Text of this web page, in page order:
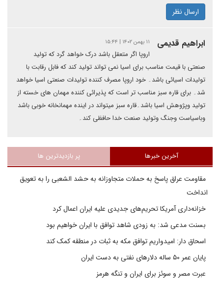
ارسال نظر
ابراهیم قدیمی‌ ۱۱ بهمن ۱۴۰۲ | ۱۵:۴۴
اروپا اگر متعقل باشد درک خواهد گرد که تولید
صنعتی با قیمت مناسب برای اسیا نمی تواند تولید کند که فابل رقابت با
تولیدات اسیائی باشد۔ خود اروپا مصرف کننده تولیدات صنعتی اسیا خواهد
شد۔ برای قاره سبز مناسب تر است که پذیرائی کننده مهمان های خسته از
تولید وپژوهش اسیا باشد۔قاره سبز میتواند در اینده مهمانخانه خوبی باشد
وباسیاست وجنگ وتولید صنعت خدا حافظی کند۔
آخرین خبرها پر بازدیدترین ها
مقاومت عراق پاسخ به حملات متجاوزانه به حشد الشعبی را به تعویق
انداخت
خزانه‌داری آمریکا تحریم‌های جدیدی علیه ایران اعمال کرد
بسنت مدعی شد: به زودی شاهد توافق با ایران خواهیم بود
اسحاق دار: امیدواریم توافق مکه به ثبات در منطقه کمک کند
پایان عمر ۵۰ ساله دلارهای نفتی به دست ایران
عبرت مصر و سوئز برای ایران و تنگه هرمز